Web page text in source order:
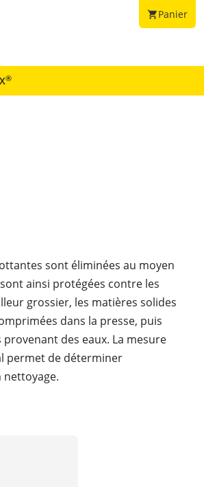
shopping_cartPanier
®
sont éliminées au moyen
ainsi protégées contre les
grossier, les matières solides
dans la presse, puis
des eaux. La mesure
permet de déterminer
nettoyage.